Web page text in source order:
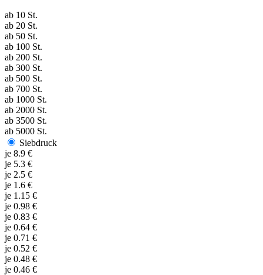
ab 10 St.
ab 20 St.
ab 50 St.
ab 100 St.
ab 200 St.
ab 300 St.
ab 500 St.
ab 700 St.
ab 1000 St.
ab 2000 St.
ab 3500 St.
ab 5000 St.
Siebdruck
je 8.9 €
je 5.3 €
je 2.5 €
je 1.6 €
je 1.15 €
je 0.98 €
je 0.83 €
je 0.64 €
je 0.71 €
je 0.52 €
je 0.48 €
je 0.46 €